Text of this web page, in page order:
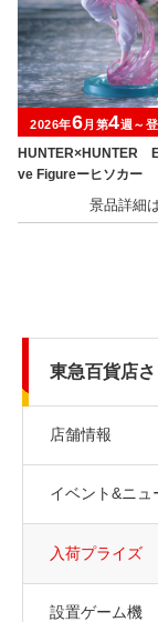
HUNTER×HUNTER
ve Figureーヒソカー
2026年6月第4週～
東急百貨店
店舗情報
イベント&ニュ
入荷プライズ
設置ゲーム機